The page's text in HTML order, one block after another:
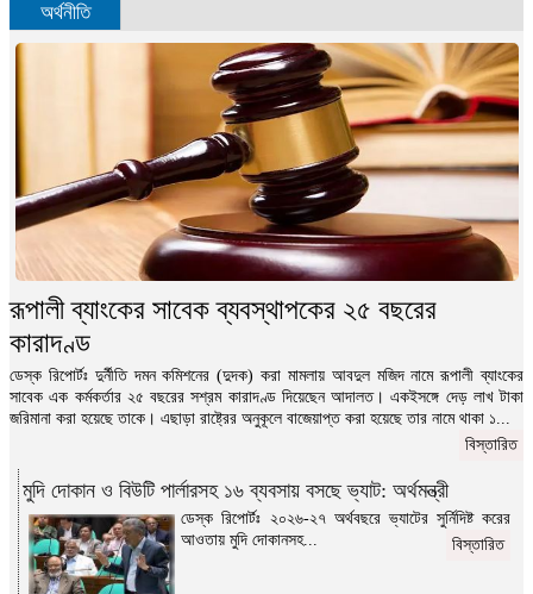
অর্থনীতি
রূপালী ব্যাংকের সাবেক ব্যবস্থাপকের ২৫ বছরের
কারাদণ্ড
ডেস্ক রিপোর্টঃ দুর্নীতি দমন কমিশনের (দুদক) করা মামলায় আবদুল মজিদ নামে রূপালী ব্যাংকের
সাবেক এক কর্মকর্তার ২৫ বছরের সশ্রম কারাদণ্ড দিয়েছেন আদালত। একইসঙ্গে দেড় লাখ টাকা
জরিমানা করা হয়েছে তাকে। এছাড়া রাষ্ট্রের অনুকূলে বাজেয়াপ্ত করা হয়েছে তার নামে থাকা ১...
বিস্তারিত
মুদি দোকান ও বিউটি পার্লারসহ ১৬ ব্যবসায় বসছে ভ্যাট: অর্থমন্ত্রী
ডেস্ক রিপোর্টঃ ২০২৬-২৭ অর্থবছরে ভ্যাটের সুর্নিদিষ্ট করের
আওতায় মুদি দোকানসহ...
বিস্তারিত